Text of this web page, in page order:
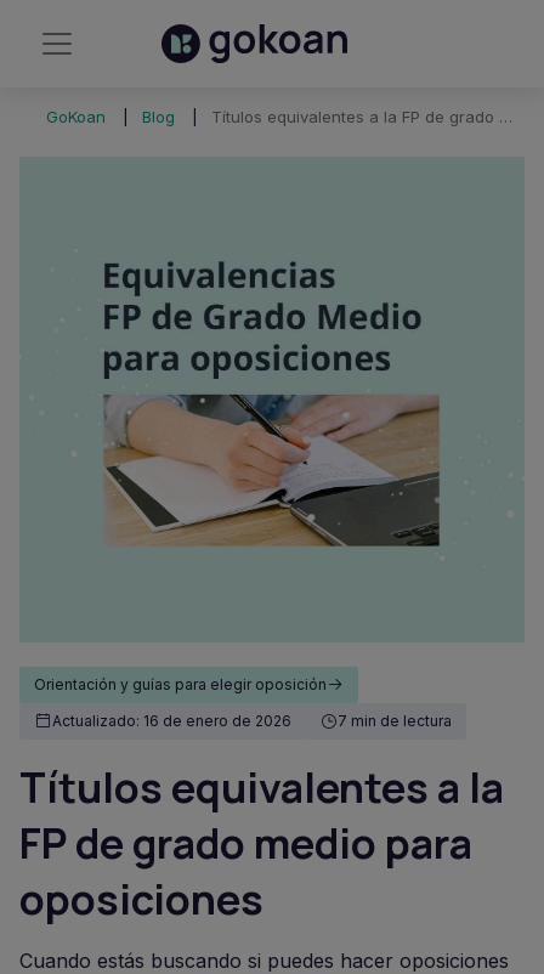
GoKoan Blog Títulos equivalentes a la FP de grado medio para oposiciones
Orientación y guías para elegir oposición
Actualizado: 16 de enero de 2026
7 min de lectura
Títulos equivalentes a la
FP de grado medio para
oposiciones
Cuando estás buscando si puedes hacer oposiciones